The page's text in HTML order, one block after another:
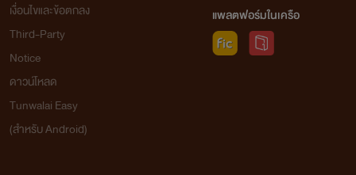
เงื่อนไขและข้อตกลง
Third-Party
Notice
ดาวน์โหลด
Tunwalai Easy
(สำหรับ Android)
แพลตฟอร์มในเครือ